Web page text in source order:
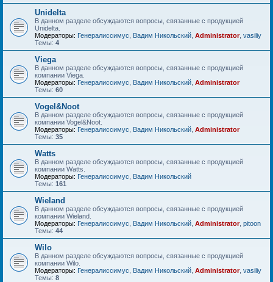
Unidelta
В данном разделе обсуждаются вопросы, связанные с продукцией
Unidelta.
Модераторы: Генералиссимус Вадим Никольский Administrator, vasiliy
Темы: 4
Viega
В данном разделе обсуждаются вопросы, связанные с продукцией
компании Viega.
Модераторы: Генералиссимус Вадим Никольский Administrator
Темы: 60
Vogel&Noot
В данном разделе обсуждаются вопросы, связанные с продукцией
компании Vogel&Noot.
Модераторы: Генералиссимус Вадим Никольский Administrator
Темы: 35
Watts
В данном разделе обсуждаются вопросы, связанные с продукцией
компании Watts.
Модераторы: Генералиссимус
Вадим Никольский
Темы: 161
Wieland
В данном разделе обсуждаются вопросы, связанные с продукцией
компании Wieland.
Модераторы: Генералиссимус Вадим Никольский Administrator, pitoon
Темы: 44
Wilo
В данном разделе обсуждаются вопросы, связанные с продукцией
компании Wilo.
Модераторы: Генералиссимус Вадим Никольский Administrator, vasiliy
Темы: 8